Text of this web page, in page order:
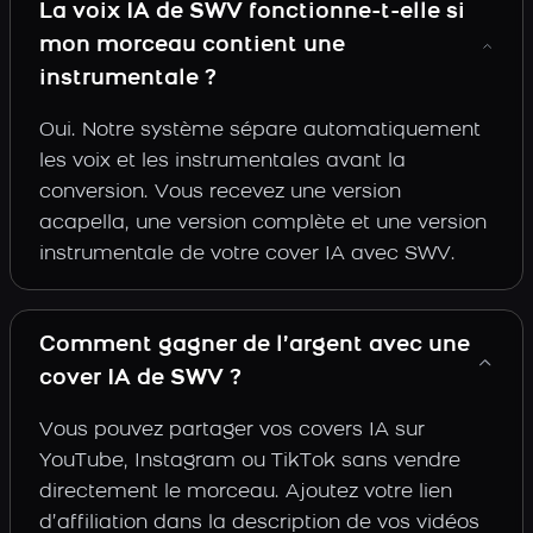
La voix IA de SWV fonctionne-t-elle si
mon morceau contient une
instrumentale ?
Oui. Notre système sépare automatiquement
les voix et les instrumentales avant la
conversion. Vous recevez une version
acapella, une version complète et une version
instrumentale de votre cover IA avec SWV.
Comment gagner de l’argent avec une
cover IA de SWV ?
Vous pouvez partager vos covers IA sur
YouTube, Instagram ou TikTok sans vendre
directement le morceau. Ajoutez votre lien
d’affiliation dans la description de vos vidéos